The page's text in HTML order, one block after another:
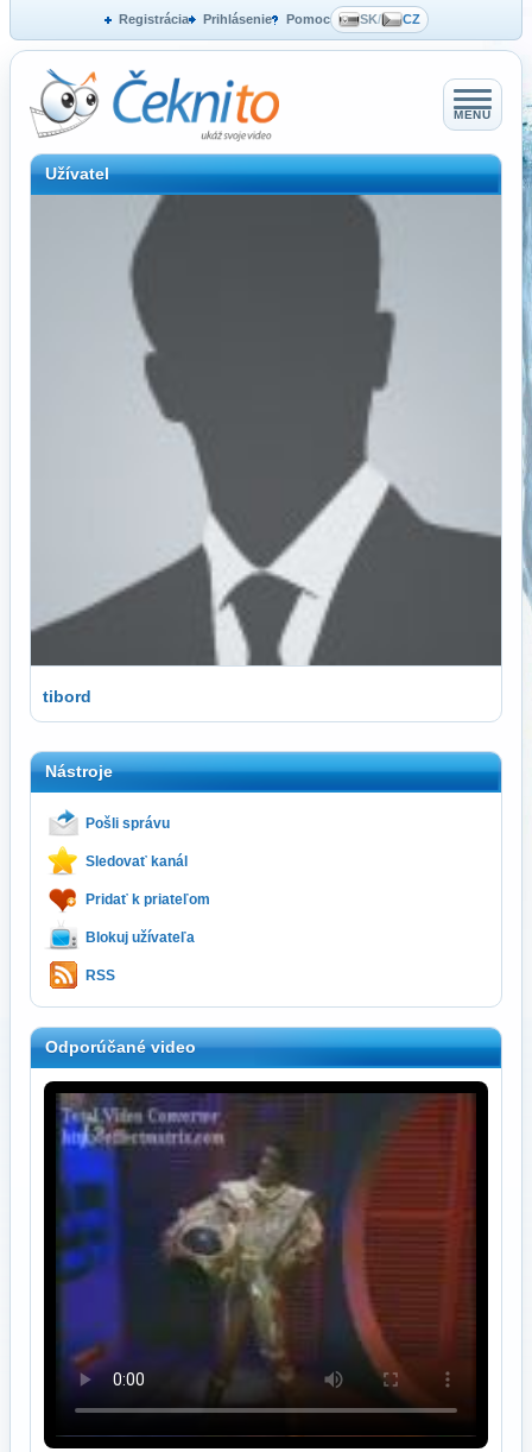
Registrácia Prihlásenie Pomoc SK/ CZ
MENU
Užívatel
tibord
Nástroje
Pošli správu
Sledovať kanál
Pridať k priateľom
Blokuj užívateľa
RSS
Odporúčané video